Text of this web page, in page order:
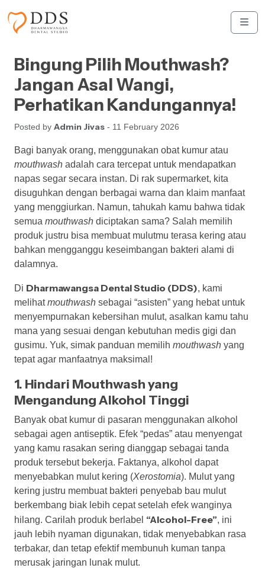
Bingung Pilih Mouthwash?
Jangan Asal Wangi,
Perhatikan Kandungannya!
Posted by Admin Jivas - 11 February 2026
Bagi banyak orang, menggunakan obat kumur atau
mouthwash adalah cara tercepat untuk mendapatkan
napas segar secara instan. Di rak supermarket, kita
disuguhkan dengan berbagai warna dan klaim manfaat
yang menggiurkan. Namun, tahukah kamu bahwa tidak
semua mouthwash diciptakan sama? Salah memilih
produk justru bisa membuat mulutmu terasa kering atau
bahkan mengganggu keseimbangan bakteri alami di
dalamnya.
Di Dharmawangsa Dental Studio (DDS), kami
melihatmouthwash sebagai “asisten” yang hebat untuk
menyempurnakan kebersihan mulut, asalkan kamu tahu
mana yang sesuai dengan kebutuhan medis gigi dan
gusimu. Yuk, simak panduan memilih mouthwash yang
tepat agar manfaatnya maksimal!
1. Hindari Mouthwash yang
Mengandung Alkohol Tinggi
Banyak obat kumur di pasaran menggunakan alkohol
sebagai agen antiseptik. Efek “pedas” atau menyengat
yang kamu rasakan sering dianggap sebagai tanda
produk tersebut bekerja. Faktanya, alkohol dapat
menyebabkan mulut kering (Xerostomia). Mulut yang
kering justru membuat bakteri penyebab bau mulut
berkembang biak lebih cepat setelah efek wanginya
hilang. Carilah produk berlabel “Alcohol-Free”, ini
jauh lebih nyaman digunakan, tidak menyebabkan rasa
terbakar, dan tetap efektif membunuh kuman tanpa
merusak jaringan lunak mulut.